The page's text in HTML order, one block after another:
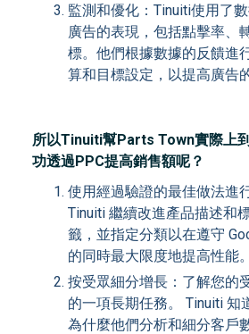
監測和優化：Tinuiti使用了
廣告的表現，包括點擊率、
標。他們根據數據的反饋進
算和目標設定，以提高廣告
所以Tinuiti幫Parts Town實際上
功透過PPC提高銷售額呢？
使用經過驗證的最佳做法進
Tinuiti 繼續改進產品描述和
籤，並指定分類以在遵守
的同時最大限度地提高性能。
按受眾細分增長：了解您的
的一項長期任務。 Tinuiti 知
為什麼他們分析和細分客戶